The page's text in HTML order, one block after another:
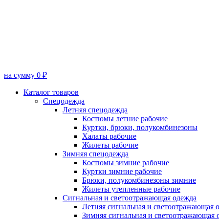
на сумму 0 ₽
Каталог товаров
Спецодежда
Летняя спецодежда
Костюмы летние рабочие
Куртки, брюки, полукомбинезоны
Халаты рабочие
Жилеты рабочие
Зимняя спецодежда
Костюмы зимние рабочие
Куртки зимние рабочие
Брюки, полукомбинезоны зимние
Жилеты утепленные рабочие
Сигнальная и светоотражающая одежда
Летняя сигнальная и светоотражающая
Зимняя сигнальная и светоотражающая